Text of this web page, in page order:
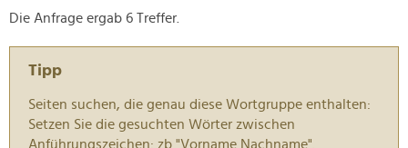
Die Anfrage ergab 6 Treffer.
Tipp
Seiten suchen, die genau diese Wortgruppe enthalten:
Setzen Sie die gesuchten Wörter zwischen
Anführungszeichen: zb "Vorname Nachname".